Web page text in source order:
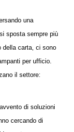
una
sposta sempre più
della carta, ci sono
per ufficio.
il settore:
di soluzioni
cercando di